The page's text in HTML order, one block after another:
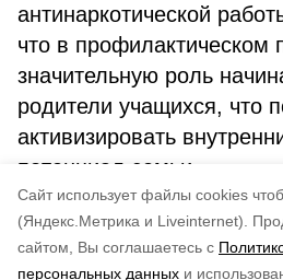
Cайт использует файлы cookies
(Яндекс.Метрика и Liveinternet).
сайтом, Вы соглашаетесь с
персональных данных и
антинаркотической
что в профилактическом
значительную роль
родители учащихся, что
активизировать
потенциал семьи.
А. Шевцова.